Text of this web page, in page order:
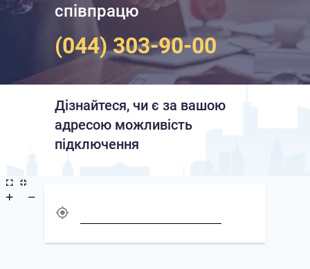
співпрацю
(044) 303-90-00
Дізнайтеся, чи є за вашою
адресою можливiсть
підключення